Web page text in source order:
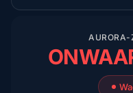
AURORA-